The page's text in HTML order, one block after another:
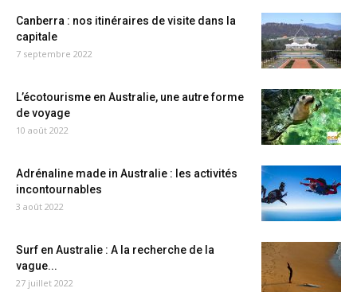
Canberra : nos itinéraires de visite dans la
capitale
7 septembre 2022
L’écotourisme en Australie, une autre forme
de voyage
10 août 2022
Adrénaline made in Australie : les activités
incontournables
3 août 2022
Surf en Australie : A la recherche de la
vague...
27 juillet 2022